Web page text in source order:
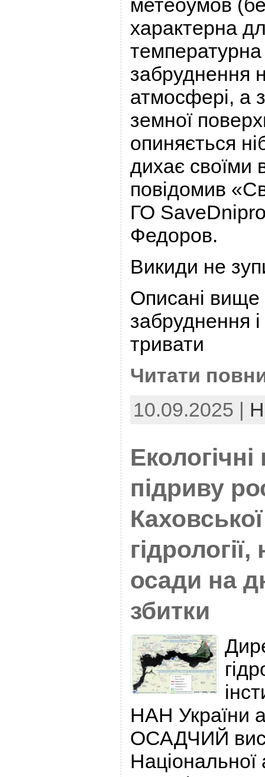
метеоумов
характерна
температурна
забруднення
атмосфері, а
земної
опиняється
дихає
повідомив
ГО
Федоров.
Викиди не
Описані вище
забруднення
тривати
Читати
10.09.2025 |
підриву
осади на
збитки
НАН України
ОСАДЧИЙ
Національної